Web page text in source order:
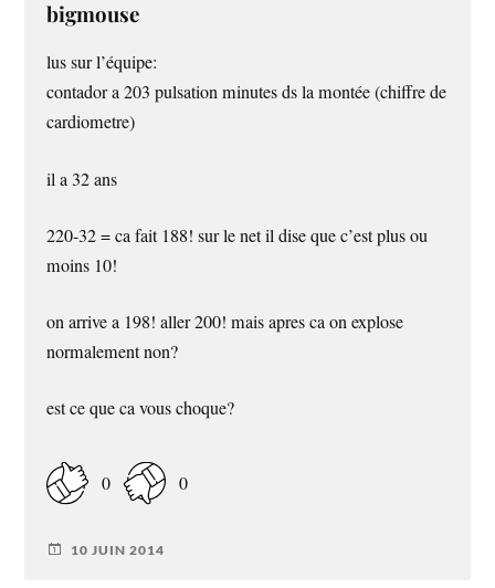
bigmouse
lus sur l’équipe:
contador a 203 pulsation minutes ds la montée (chiffre de
cardiometre)
il a 32 ans
220-32 = ca fait 188! sur le net il dise que c’est plus ou
moins 10!
on arrive a 198! aller 200! mais apres ca on explose
normalement non?
est ce que ca vous choque?
0 0
10 JUIN 2014